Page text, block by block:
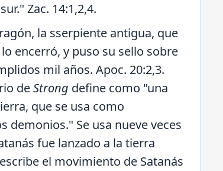
Zac. 14:1,2,4.
la sserpiente antigua, que
encerró, y puso su sello sobre
mil años. Apoc. 20:2,3.
deStrong define como "una
que se usa como
Se usa nueve veces
fue lanzado a la tierra
el movimiento de Satanás